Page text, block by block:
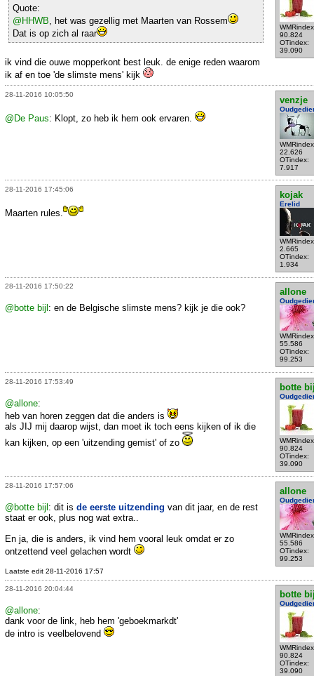
90.824
OTindex:
39.090
Quote:
@HHWB, het was gezellig met Maarten van Rossem
Dat is op zich al raar
ik vind die ouwe mopperkont best leuk. de enige reden waarom
ik af en toe 'de slimste mens' kijk
28-11-2016 10:05:50
venzje
22.626
OTindex:
7.917
@De Paus: Klopt, zo heb ik hem ook ervaren.
28-11-2016 17:45:06
kojak
Erelid
2.665
OTindex:
1.934
Maarten rules.
28-11-2016 17:50:22
allone
55.586
OTindex:
99.253
@botte bijl : en de Belgische slimste mens? kijk je die ook?
28-11-2016 17:53:49
botte
90.824
OTindex:
39.090
@allone:
heb van horen zeggen dat die anders is
als JIJ mij daarop wijst, dan moet ik toch eens kijken of ik die
kan kijken, op een 'uitzending gemist' of zo
28-11-2016 17:57:06
allone
55.586
OTindex:
99.253
@botte bijl : dit is de eerste uitzending van dit jaar, en de rest
staat er ook, plus nog wat extra..
En ja, die is anders, ik vind hem vooral leuk omdat er zo
ontzettend veel gelachen wordt
Laatste edit 28-11-2016 17:57
28-11-2016 20:04:44
botte
90.824
OTindex:
39.090
@allone:
dank voor de link, heb hem 'geboekmarkdt'
de intro is veelbelovend